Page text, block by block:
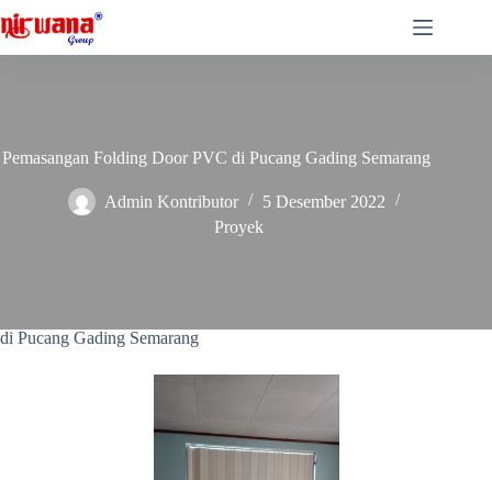
to
Pemasangan Folding Door PVC di Pucang Gading Semarang
Admin Kontributor
5 Desember 2022
Proyek
di Pucang Gading Semarang